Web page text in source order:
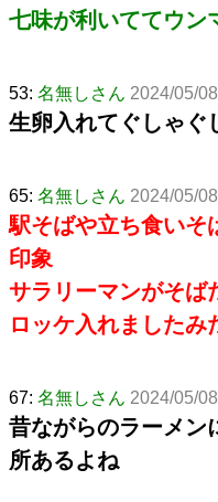
七味が利いててウン
53: 名無しさん 2024/05/
生卵入れてぐしゃぐ
65: 名無しさん 2024/05/
駅そばや立ち食いそ
印象
サラリーマンがそば
ロッケ入れましたみ
67: 名無しさん 2024/05/
昔ながらのラーメン
所あるよね